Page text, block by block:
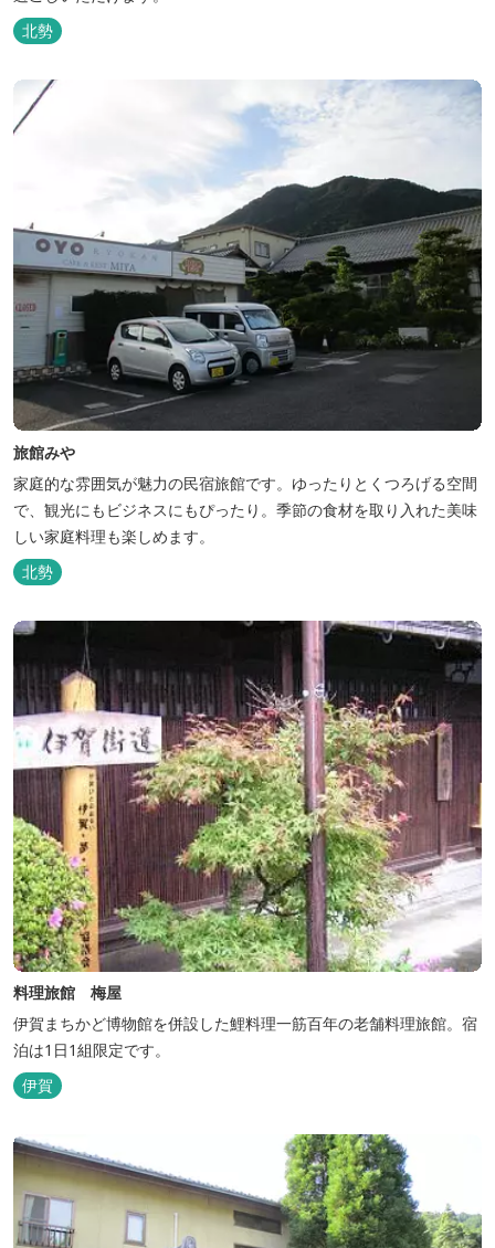
北勢
旅館みや
家庭的な雰囲気が魅力の民宿旅館です。ゆったりとくつろげる空間
で、観光にもビジネスにもぴったり。季節の食材を取り入れた美味
しい家庭料理も楽しめます。
北勢
料理旅館 梅屋
伊賀まちかど博物館を併設した鯉料理一筋百年の老舗料理旅館。宿
泊は1日1組限定です。
伊賀